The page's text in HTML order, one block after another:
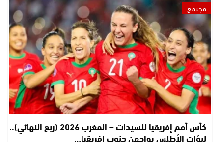
مجتمع
كأس أمم إفريقيا للسيدات – المغرب 2026 (ربع النهائي)..
لبؤات الأطلس يواجهن جنوب إفريقيا…